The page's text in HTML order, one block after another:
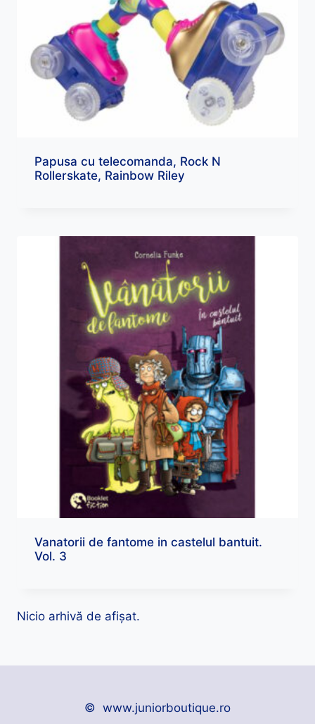
Papusa cu telecomanda, Rock N
Rollerskate, Rainbow Riley
Vanatorii de fantome in castelul bantuit.
Vol. 3
Nicio arhivă de afișat.
© www.juniorboutique.ro